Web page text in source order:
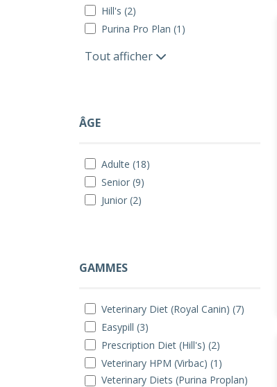
Hill's (2)
Purina Pro Plan (1)
Tout afficher
ÂGE
Adulte (18)
Senior (9)
Junior (2)
GAMMES
Veterinary Diet (Royal Canin) (7)
Easypill (3)
Prescription Diet (Hill's) (2)
Veterinary HPM (Virbac) (1)
Veterinary Diets (Purina Proplan)